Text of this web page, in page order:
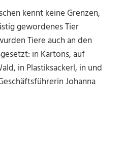
kennt keine Grenzen,
gewordenes Tier
Tiere auch an den
in Kartons, auf
in Plastiksackerl, in und
Johanna